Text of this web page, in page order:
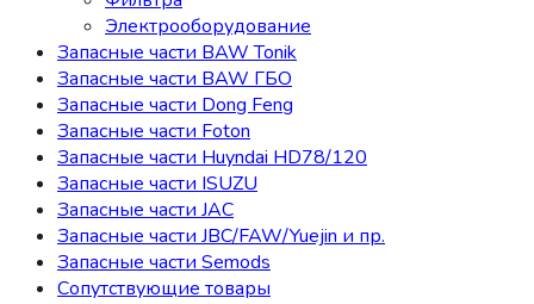
Электрооборудование
Запасные части BAW Tonik
Запасные части BAW ГБО
Запасные части Dong Feng
Запасные части Foton
Запасные части Huyndai HD78/120
Запасные части ISUZU
Запасные части JAC
Запасные части JBC/FAW/Yuejin и пр.
Запасные части Semods
Сопутствующие товары